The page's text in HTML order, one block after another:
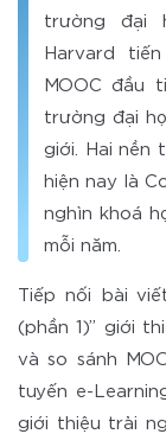
trường đại
Harvard
MOOC đầu
trường đại
giới. Hai nền
hiện nay là
nghìn khoá
mỗi năm.
Tiếp nối bài
(phần 1)” giới
và so sánh
tuyến e-
giới thiệu trải